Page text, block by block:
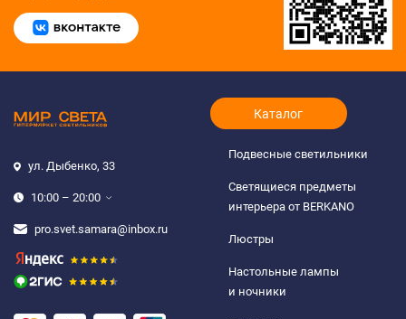
ул. Дыбенко, 33
10:00 – 20:00
pro.svet.samara@inbox.ru
Каталог
Подвесные светильники
Светящиеся предметы
интерьера от BERKANO
Люстры
Настольные лампы
и ночники